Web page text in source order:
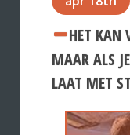
HET KAN
MAAR ALS
LAAT MET